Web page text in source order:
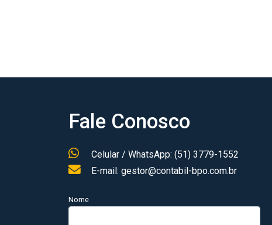
Fale Conosco
Celular / WhatsApp: (51) 3779-1552
E-mail: gestor@contabil-bpo.com.br
Nome